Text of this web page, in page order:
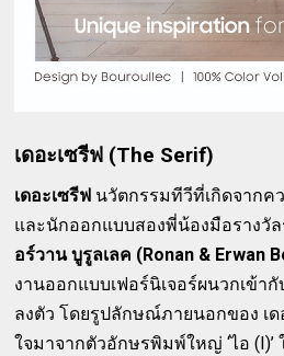
เดอะเซรีฟ (The Serif)
เดอะเซรีฟ นวัตกรรมทีวีที่เกิดจากค
และนักออกแบบสองพี่น้องมือรางวั
อร์วาน บูรูลเลค (Ronan & Erwan
งานออกแบบเฟอร์นิเจอร์ผนวกเข้า
ลงตัว โดยรูปลักษณ์ภายนอกของ เด
ใจมาจากตัวอักษรพิมพ์ใหญ่ ‘ไอ